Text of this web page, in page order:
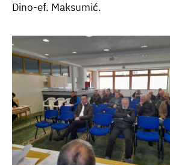
Dino-ef. Maksumić.